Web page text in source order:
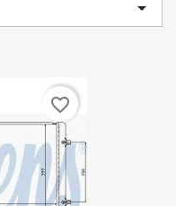

favorite_border